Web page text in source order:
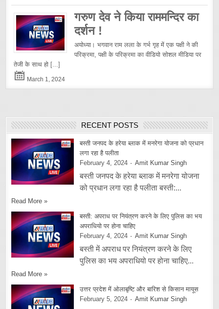
गरुण देव ने किया राममन्दिर का
दर्शन !
अयोध्या। भगवान राम लला के गर्भ गृह में एक पक्षी ने की
परिक्रमा, पक्षी के परिक्रमा का वीडियो सोशल मीडिया पर
तेजी के साथ हो [...]
March 1, 2024
RECENT POSTS
बस्ती जनपद के हरेया ब्लाक में मनरेगा योजना को प्रधान
लगा रहा है पलीता
February 4, 2024
Amit Kumar Singh
बस्ती जनपद के हरेया ब्लाक में मनरेगा योजना
को प्रधान लगा रहा है पलीता बस्ती:...
Read More »
बस्ती: अपराध पर नियंत्रण करने के लिए पुलिस का भय
अपराधियो पर होना चाहिए
February 4, 2024
Amit Kumar Singh
बस्ती में अपराध पर नियंत्रण करने के लिए
पुलिस का भय अपराधियो पर होना चाहिए...
Read More »
उत्तर प्रदेश में ओलाबृष्टि और बारिश से किसान मायूस
February 5, 2024
Amit Kumar Singh